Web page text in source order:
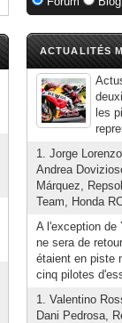
ACTUALITÉS
les
1. Jorge
Andrea
Márquez,
Team, Honda
A l'exception de
ne sera de
étaient en piste
cinq pilotes
1. Valentino
Dani Pedrosa,